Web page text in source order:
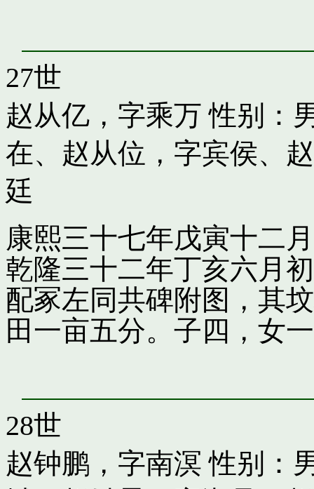
27世
赵从亿，字乘万 性别：
在、 赵从位，字宾侯、
廷
康熙三十七年戊寅十二
乾隆三十二年丁亥六月
配冢左同共碑附图，其
田一亩五分。子四，女
28世
赵钟鹏，字南溟 性别：